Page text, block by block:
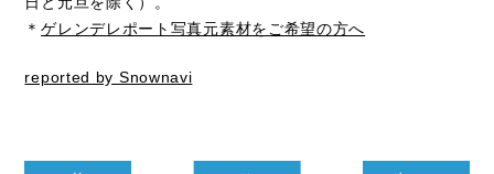
＊ゲレンデレポート写真元素材をご希望の方へ
reported by Snownavi